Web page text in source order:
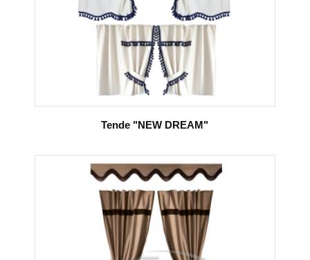
Tende "NEW DREAM"